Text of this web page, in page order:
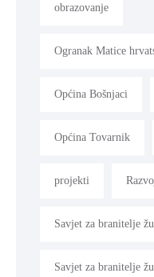
obrazovanje
Ogranak Matice
Općina Bošnjaci
Općina Tovarnik
projekti
Savjet za branitelje
Savjet za branitelje